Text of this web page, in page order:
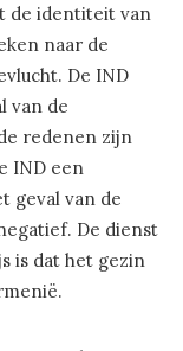
de identiteit van
naar de
De IND
van de
redenen zijn
IND een
geval van de
De dienst
is dat het gezin